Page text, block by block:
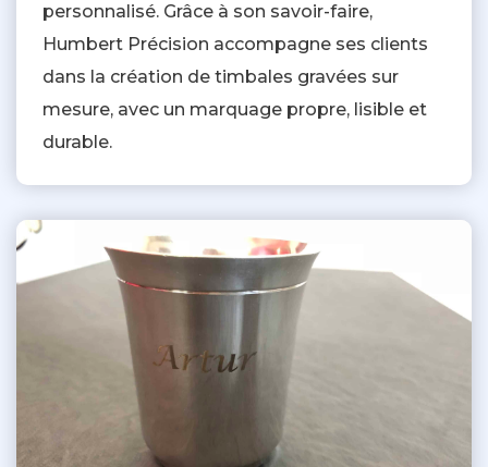
personnalisé. Grâce à son savoir-faire,
Humbert Précision accompagne ses clients
dans la création de timbales gravées sur
mesure, avec un marquage propre, lisible et
durable.